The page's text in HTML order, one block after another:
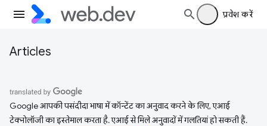
प्रवेश करें
Articles
Google आपकी पसंदीदा भाषा में कॉन्टेंट का अनुवाद करने के लिए, एआई
टेक्नोलॉजी का इस्तेमाल करता है. एआई से मिले अनुवादों में गलतियां हो सकती हैं.